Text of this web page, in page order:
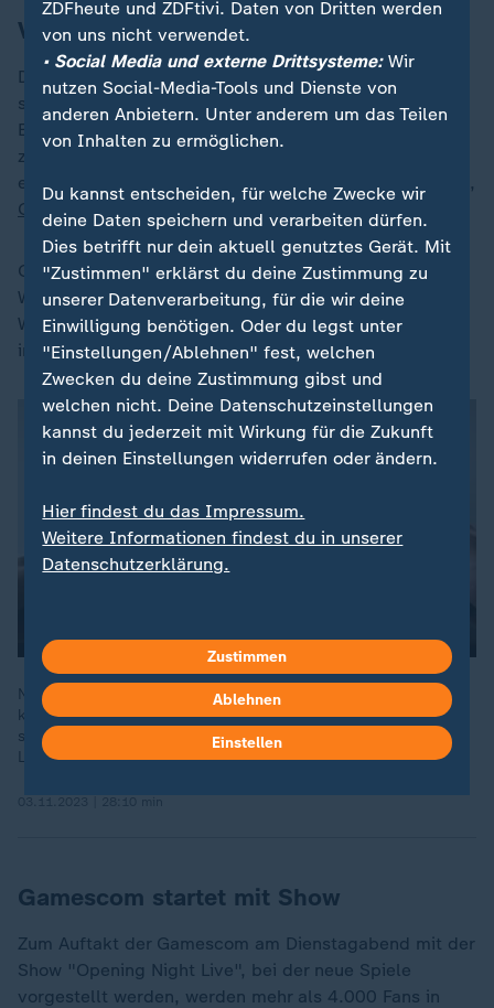
Verband fordert mehr staatliche Hilfen
Der Verband Game pocht seit langem auf eine andere
staatliche Förderung, die Steuererleichterungen und
Extra-Fördermittel enthalten solle. Dem Verband
zufolge ist die Spieleentwicklung in Deutschland etwa
ein Drittel teurer als in anderen Staaten wie
Frankreich
,
Großbritannien
und Kanada.
Games sind im Digitalzeitalter eine
Wachstumsbranche, in Deutschland gibt es in diesem
Wirtschaftszweig rund 950 zumeist kleine Firmen mit
insgesamt circa 12.400 Mitarbeitern.
NANO vom 3. November: Videospielen ist fester Teil der
koreanischen Kultur. Spieler werden wie Stars verehrt. An
südkoreanischen Schulen steht E-Sport sogar auf dem
Lehrplan.
Gamescom startet mit Show
Zum Auftakt der Gamescom am Dienstagabend mit der
Show "Opening Night Live", bei der neue Spiele
vorgestellt werden, werden mehr als 4.000 Fans in
ZDFheute und ZDFtivi. Daten von Dritten werden
von uns nicht verwendet.
• Social Media und externe Drittsysteme:Wir
nutzen Social-Media-Tools und Dienste von
anderen Anbietern. Unter anderem um das Teilen
von Inhalten zu ermöglichen.
Du kannst entscheiden, für welche Zwecke wir
deine Daten speichern und verarbeiten dürfen.
Dies betrifft nur dein aktuell genutztes Gerät. Mit
"Zustimmen" erklärst du deine Zustimmung zu
unserer Datenverarbeitung, für die wir deine
Einwilligung benötigen. Oder du legst unter
"Einstellungen/Ablehnen" fest, welchen
Zwecken du deine Zustimmung gibst und
welchen nicht. Deine Datenschutzeinstellungen
kannst du jederzeit mit Wirkung für die Zukunft
in deinen Einstellungen widerrufen oder ändern.
Hier findest du das Impressum.
Weitere Informationen findest du in unserer
Datenschutzerklärung.
Zustimmen
Ablehnen
Einstellen